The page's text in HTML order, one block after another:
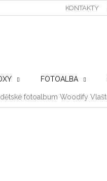
KONTAKTY
FOTOALBA
fotoalbum Woodify